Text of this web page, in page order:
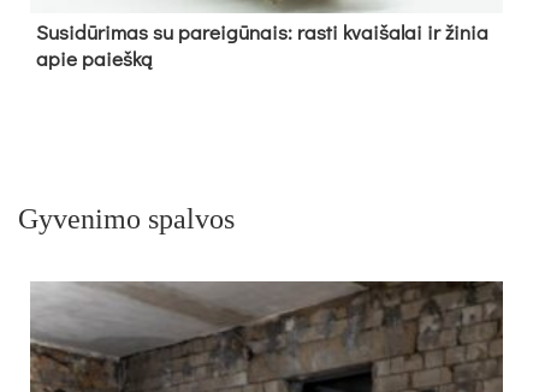
Su­si­dū­ri­mas su pa­rei­gū­nais: ras­ti kvai­ša­lai ir ži­nia
apie paieš­ką
Gyvenimo spalvos